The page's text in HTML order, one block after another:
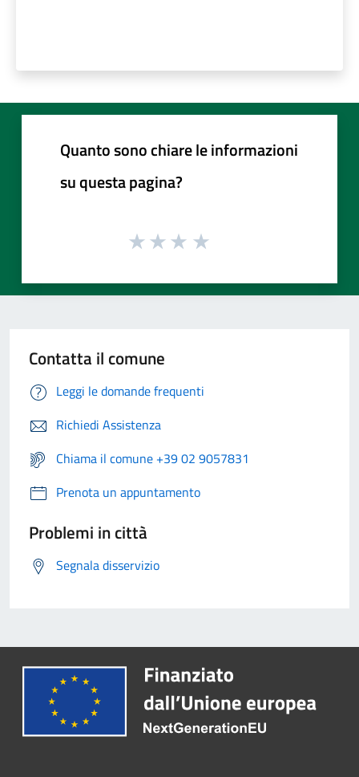
Quanto sono chiare le informazioni
su questa pagina?
Contatta il comune
Leggi le domande frequenti
Richiedi Assistenza
Chiama il comune +39 02 9057831
Prenota un appuntamento
Problemi in città
Segnala disservizio